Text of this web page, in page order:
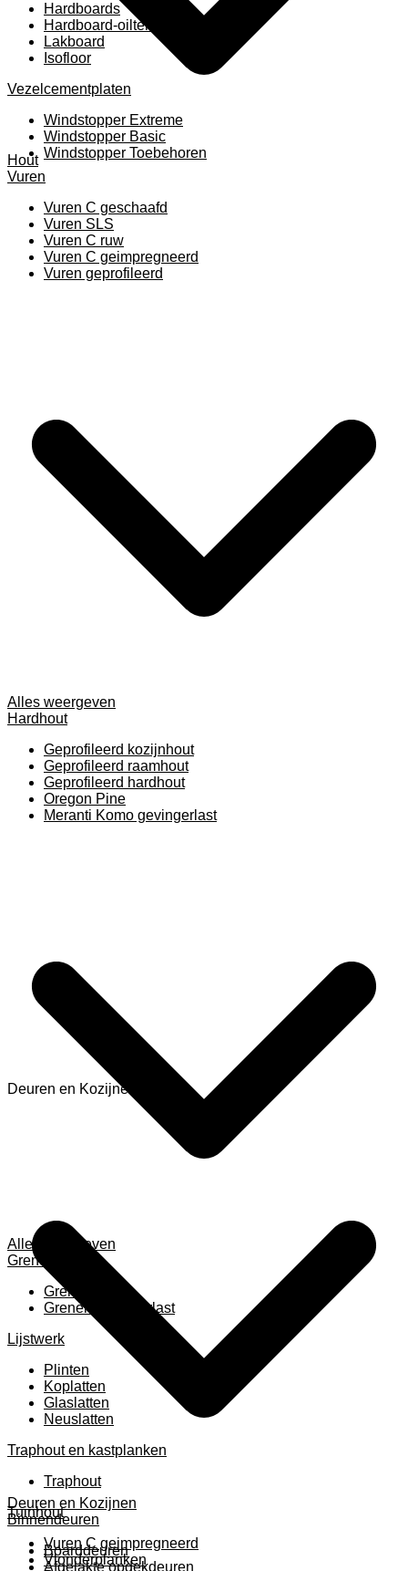
Hardboards
Hardboard-oiltemperated
Lakboard
Isofloor
Vezelcementplaten
Windstopper Extreme
Windstopper Basic
Windstopper Toebehoren
Hout
Vuren
Vuren C geschaafd
Vuren SLS
Vuren C ruw
Vuren C geimpregneerd
Vuren geprofileerd
Alles weergeven
Hardhout
Geprofileerd kozijnhout
Geprofileerd raamhout
Geprofileerd hardhout
Oregon Pine
Meranti Komo gevingerlast
Alles weergeven
Grenen
Grenen B ruw
Grenen gevingerlast
Lijstwerk
Plinten
Koplatten
Glaslatten
Neuslatten
Traphout en kastplanken
Traphout
Tuinhout
Vuren C geimpregneerd
Vlonderplanken
Deuren en Kozijnen
Deuren en Kozijnen
Binnendeuren
Boarddeuren
Afgelakte opdekdeuren